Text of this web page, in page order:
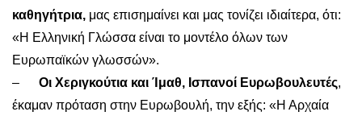
καθηγήτρια, μας επισημαίνει και μας τονίζει ιδιαίτερα, ότι:
«Η Ελληνική Γλώσσα είναι το μοντέλο όλων των
Ευρωπαϊκών γλωσσών».
– Οι Χεριγκούτια και Ίμαθ, Ισπανοί Ευρωβουλευτές,
έκαμαν πρόταση στην Ευρωβουλή, την εξής: «Η Αρχαία